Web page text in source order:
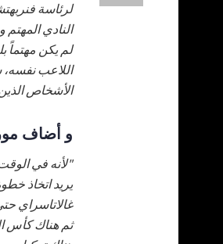
لرئاسة
النادي
لم يكن مهتماً
اللاعب نفسه،
الأشخاص
و أضاف
"لأنه في
يريد اتخاذ
غالاتاسراي
ثم هناك كأس